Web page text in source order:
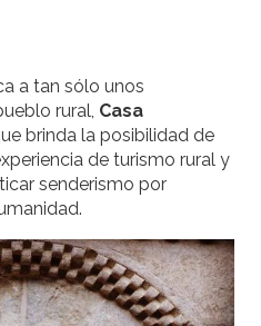
a tan sólo unos
rural, Casa
brinda la posibilidad de
de turismo rural y
senderismo por